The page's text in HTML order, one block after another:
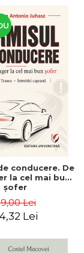
conducere. De
la cel mai bun
şofer
Lei
Lei